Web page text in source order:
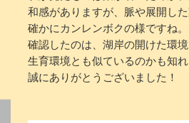
和感がありますが、脈や展開し
確かにカンレンボクの様ですね。
確認したのは、湖岸の開けた環
生育環境とも似ているのかも知れ
誠にありがとうございました！